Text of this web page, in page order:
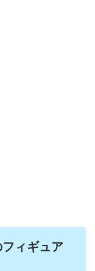
ィギュア